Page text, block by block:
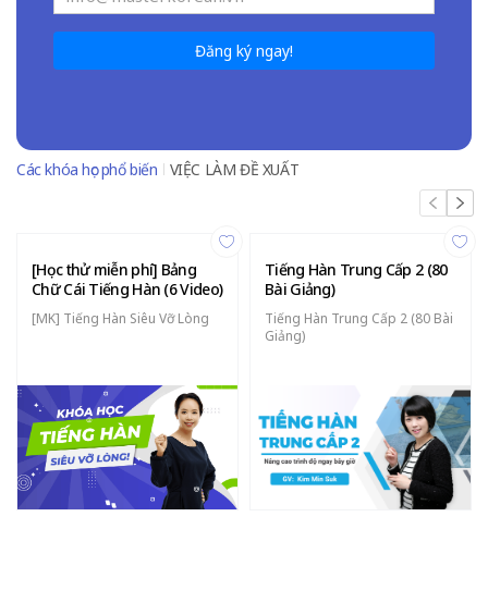
Đăng ký ngay!
Các khóa học phổ biến VIỆC LÀM ĐỀ XUẤT
[Học thử miễn phí] Bảng
Chữ Cái Tiếng Hàn (6 Video)
[MK] Tiếng Hàn Siêu Vỡ Lòng
Tiếng Hàn Trung Cấp 2 (80
Bài Giảng)
Tiếng Hàn Trung Cấp 2 (80 Bài
Giảng)